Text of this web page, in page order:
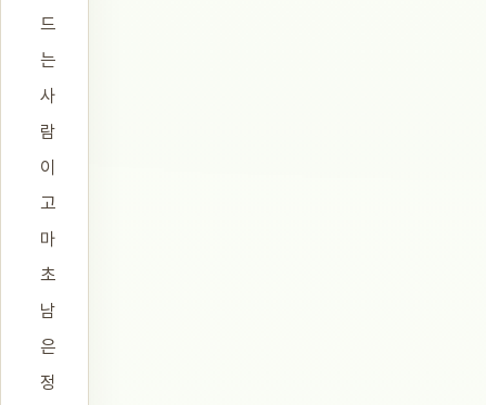
드
는
사
람
이
고
마
초
남
은
정